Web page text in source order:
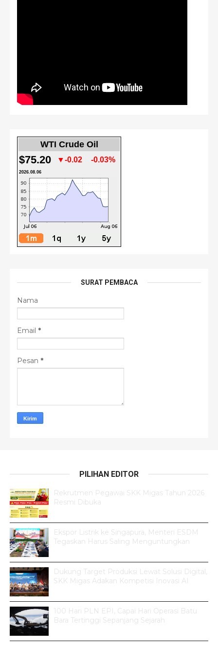
WTI Crude Oil
$75.20 ▼-0.02 -0.03%
2026.08.06
SURAT PEMBACA
Nama
Email *
Pesan *
PILIHAN EDITOR
Rekrutmen Pegawai SKK Migas Tahun 2026
Resmi Dibuka
Ekspor Listrik ke Singapura, Menteri ESDM
Tegaskan Harus Saling Menguntungkan
Dukung Target Produksi Lewat Solusi Digital,
SKK Migas Adakan Kompetisi Inovasi AI
100 Hari PLN EPI, Capai Hari Operasi Batu
Bara Tertinggi Sepanjang Sejarah